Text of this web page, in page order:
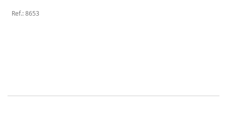
Ref.:8653